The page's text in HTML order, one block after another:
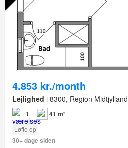
4.853 kr./month
Lejlighed i 8300, Region Midtjylland
1 41 m²
Løfte op
30+ dage siden